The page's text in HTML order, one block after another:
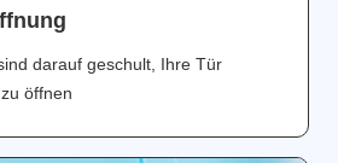
darauf geschult, Ihre Tür
öffnen